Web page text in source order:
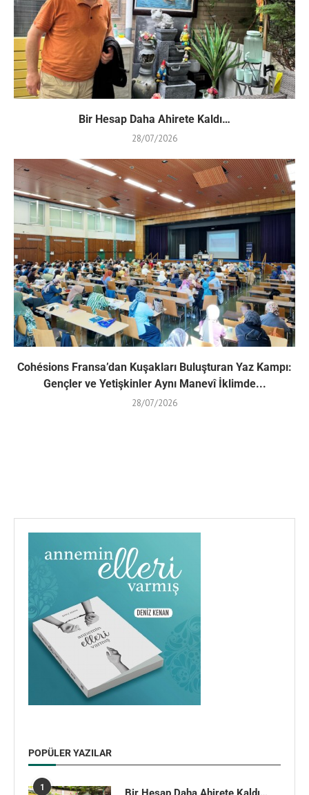
Bir Hesap Daha Ahirete Kaldı…
28/07/2026
Cohésions Fransa’dan Kuşakları Buluşturan Yaz Kampı:
Gençler ve Yetişkinler Aynı Manevî İklimde...
28/07/2026
POPÜLER YAZILAR
1